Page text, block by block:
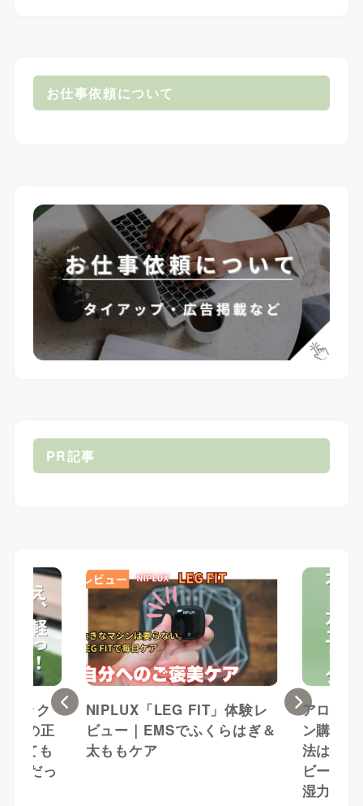
お仕事依頼について
PR記事
Previous
ベック
の正
せても
手だっ
NIPLUX「LEG FIT」体験レ
ビュー｜EMSでふくらはぎ＆
太ももケア
アロベ
ン購入
法は？
ビーに
湿力を
Next